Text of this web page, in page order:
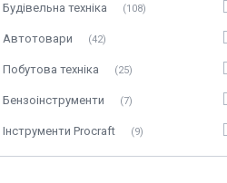
Будівельна техніка 108
Автотовари 42
Побутова техніка 25
Бензоінструменти 7
Інструменти Procraft 9